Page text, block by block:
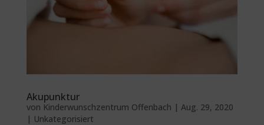
Akupunktur
von Kinderwunschzentrum Offenbach | Aug. 29, 2020
| Unkategorisiert